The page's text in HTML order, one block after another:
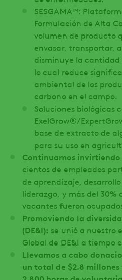
SESGAMA™:
Formulación de Alta
volumen de producto
envasar, transportar,
disminuye la cantidad
lo cual reduce
ambiental de los
carbono en el campo.
Soluciones biológicas
ExelGrow®/
base de extracto de
para su uso en
Continuamos invirtiendo
cientos de empleados
de aprendizaje,
liderazgo, y más del 30%
vacantes fueron
Promoviendo la
(DE&I): se unió a nuestro
Global de DE&I a tiempo
Llevamos a cabo
un total de $2.8